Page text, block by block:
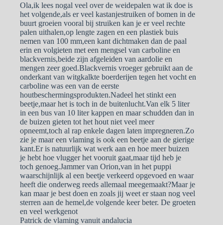
Ola,ik lees nogal veel over de weidepalen wat ik doe is
het volgende,als er veel kastanjestruiken of bomen in de
buurt groeien vooral bij struiken kan je er veel rechte
palen uithalen,op lengte zagen en een plastiek buis
nemen van 100 mm,een kant dichtmaken dan de paal
erin en volgieten met een mengsel van carboline en
blackvernis,beide zijn afgeleiden van aardolie en
mengen zeer goed.Blackvernis vroeger gebruikt aan de
onderkant van witgkalkte boerderijen tegen het vocht en
carboline was een van de eerste
houtbeschermingsprodukten.Nadeel het stinkt een
beetje,maar het is toch in de buitenlucht.Van elk 5 liter
in een bus van 10 liter kappen en maar schudden dan in
de buizen gieten tot het hout niet veel meer
opneemt,toch al rap enkele dagen laten impregneren.Zo
zie je maar een vlaming is ook een beetje aan de gierige
kant.Er is natuurlijk wat werk aan en hoe meer buizen
je hebt hoe vlugger het vooruit gaat,maar tijd heb je
toch genoeg.Jammer van Orion,van in het puppi
waarschijnlijk al een beetje verkeerd opgevoed en waar
heeft die onderweg reeds allemaal meegemaakt?Maar je
kan maar je best doen en zoals jij weet er staan nog veel
sterren aan de hemel,de volgende keer beter. De groeten
en veel werkgenot
Patrick de vlaming vanuit andalucia